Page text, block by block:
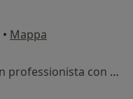
• Mappa
Questo centro non ha nessun professionista con date disponibili